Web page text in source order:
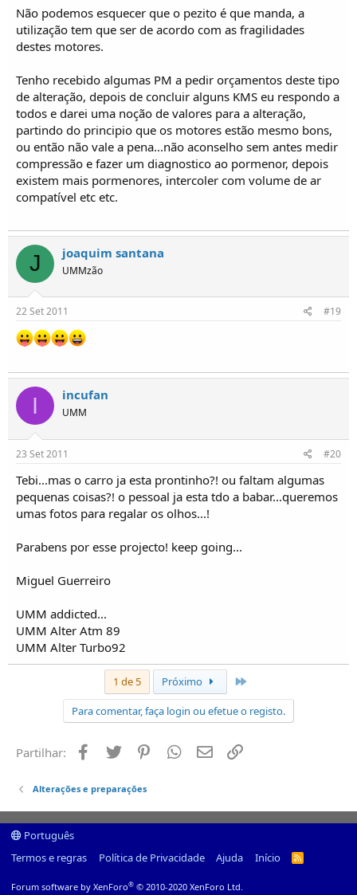
Não podemos esquecer que o pezito é que manda, a
utilização tem que ser de acordo com as fragilidades
destes motores.
Tenho recebido algumas PM a pedir orçamentos deste tipo
de alteração, depois de concluir alguns KMS eu respondo a
todos e darei uma noção de valores para a alteração,
partindo do principio que os motores estão mesmo bons,
ou então não vale a pena...não aconselho sem antes medir
compressão e fazer um diagnostico ao pormenor, depois
existem mais pormenores, intercoler com volume de ar
compatível etc etc.
J joaquim santana
UMMzão
22 Set 2011 #19
I incufan
UMM
23 Set 2011 #20
Tebi...mas o carro ja esta prontinho?! ou faltam algumas
pequenas coisas?! o pessoal ja esta tdo a babar...queremos
umas fotos para regalar os olhos...!
Parabens por esse projecto! keep going...
Miguel Guerreiro
UMM addicted...
UMM Alter Atm 89
UMM Alter Turbo92
1 de 5 Próximo
Para comentar, faça login ou efetue o registo.
Partilhar: Facebook
Twitter PinterestWhatsapp
Email
Alterações e preparações
Português
Termos e regras
Política de Privacidade Ajuda Início
R
Forum software by XenForo® © 2010-2020 XenForo Ltd.